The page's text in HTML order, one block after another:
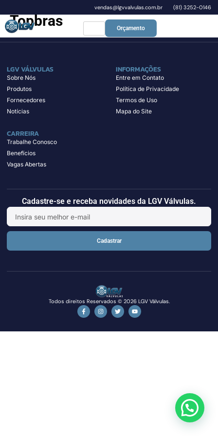
vendas@lgvvalvulas.com.br (81) 3252-0146
Orçamento
Topbras
LGV VÁLVULAS
Sobre Nós
Produtos
Fornecedores
Notícias
INFORMAÇÕES
Entre em Contato
Política de Privacidade
Termos de Uso
Mapa do Site
CARREIRA
Trabalhe Conosco
Benefícios
Vagas Abertas
Cadastre-se e receba novidades da LGV Válvulas.
Cadastrar
Todos direitos Reservados © 2026 LGV Válvulas.